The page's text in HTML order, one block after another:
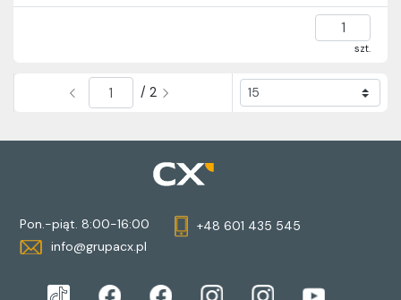
szt.
/ 2
Pon.-piąt. 8:00-16:00
+48 601 435 545
info@grupacx.pl